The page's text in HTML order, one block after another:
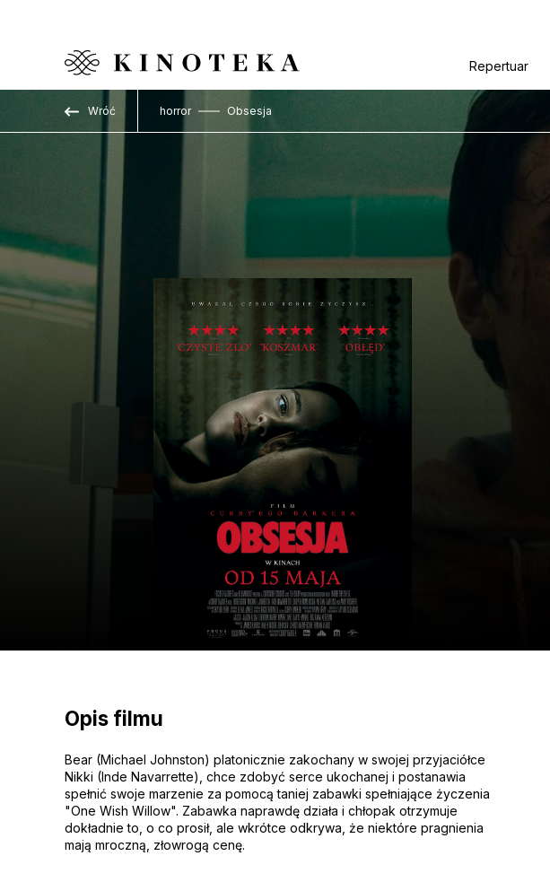
Repertuar
Wróć horror Obsesja
Opis filmu
Bear (Michael Johnston) platonicznie zakochany w swojej przyjaciółce
Nikki (Inde Navarrette), chce zdobyć serce ukochanej i postanawia
spełnić swoje marzenie za pomocą taniej zabawki spełniające życzenia
"One Wish Willow". Zabawka naprawdę działa i chłopak otrzymuje
dokładnie to, o co prosił, ale wkrótce odkrywa, że niektóre pragnienia
mają mroczną, złowrogą cenę.